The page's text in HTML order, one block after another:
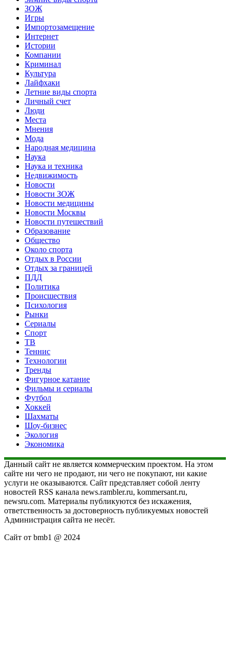
ЗОЖ
Игры
Импортозамещение
Интернет
Истории
Компании
Криминал
Культура
Лайфхаки
Летние виды спорта
Личный счет
Люди
Места
Мнения
Мода
Народная медицина
Наука
Наука и техника
Недвижимость
Новости
Новости ЗОЖ
Новости медицины
Новости Москвы
Новости путешествий
Образование
Общество
Около спорта
Отдых в России
Отдых за границей
ПДД
Политика
Происшествия
Психология
Рынки
Сериалы
Спорт
ТВ
Теннис
Технологии
Тренды
Фигурное катание
Фильмы и сериалы
Футбол
Хоккей
Шахматы
Шоу-бизнес
Экология
Экономика
Данный сайт не является коммерческим проектом. На этом
сайте ни чего не продают, ни чего не покупают, ни какие
услуги не оказываются. Сайт представляет собой ленту
новостей RSS канала news.rambler.ru, kommersant.ru,
newsru.com. Материалы публикуются без искажения,
ответственность за достоверность публикуемых новостей
Администрация сайта не несёт.
Сайт от bmb1 @ 2024